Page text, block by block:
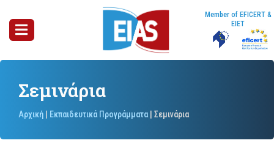
Member of EFICERT &
EIET
Σεμινάρια
Αρχική Εκπαιδευτικά Προγράμματα Σεμινάρια